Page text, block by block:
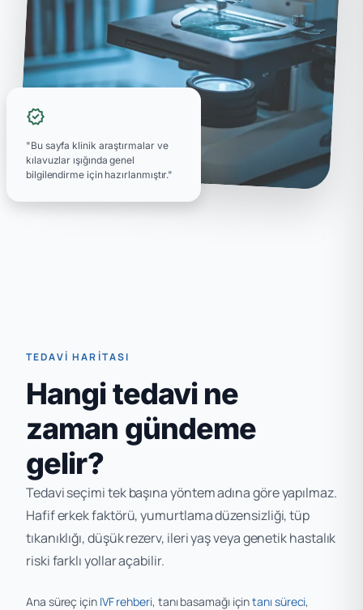
verified
"Bu sayfa klinik araştırmalar ve
kılavuzlar ışığında genel
bilgilendirme için hazırlanmıştır."
TEDAVI HARITASI
Hangi tedavi ne
zaman gündeme
gelir?
Tedavi seçimi tek başına yöntem adına göre yapılmaz.
Hafif erkek faktörü, yumurtlama düzensizliği, tüp
tıkanıklığı, düşük rezerv, ileri yaş veya genetik hastalık
riski farklı yollar açabilir.
Ana süreç için IVF rehberi, tanı basamağı içintanı süreci,